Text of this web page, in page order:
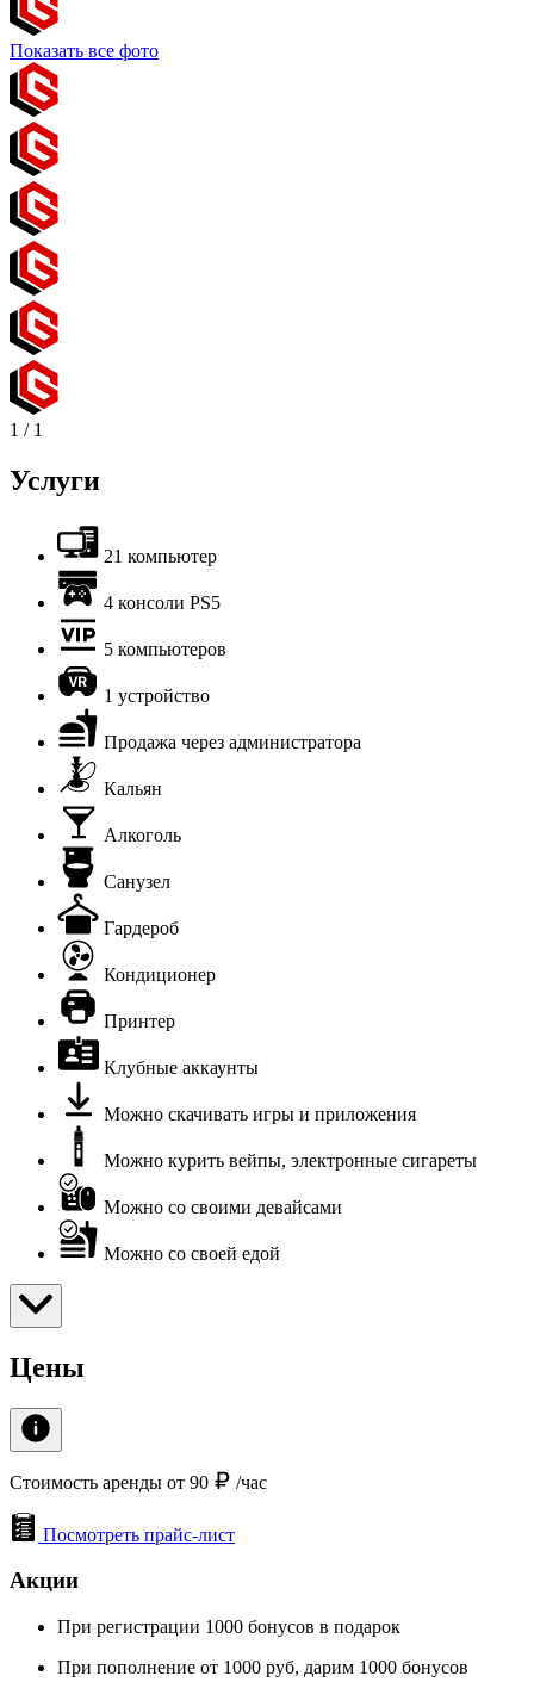
Показать все фото
1 / 1
Услуги
21 компьютер
4 консоли PS5
5 компьютеров
1 устройство
Продажа через администратора
Кальян
Алкоголь
Санузел
Гардероб
Кондиционер
Принтер
Клубные аккаунты
Можно скачивать игры и приложения
Можно курить вейпы, электронные сигареты
Можно со своими девайсами
Можно со своей едой
Цены
Стоимость аренды от 90 /час
Посмотреть прайс-лист
Акции
При регистрации 1000 бонусов в подарок
При пополнение от 1000 руб, дарим 1000 бонусов